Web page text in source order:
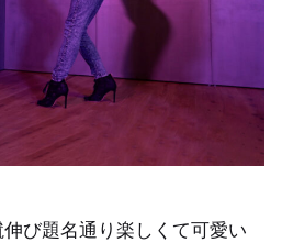
び題名通り楽しくて可愛い